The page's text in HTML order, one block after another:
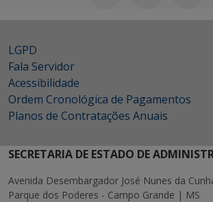
LGPD
Fala Servidor
Acessibilidade
Ordem Cronológica de Pagamentos
Planos de Contratações Anuais
SECRETARIA DE ESTADO DE
Avenida Desembargador José Nunes da
Parque dos Poderes - Campo Grande | MS